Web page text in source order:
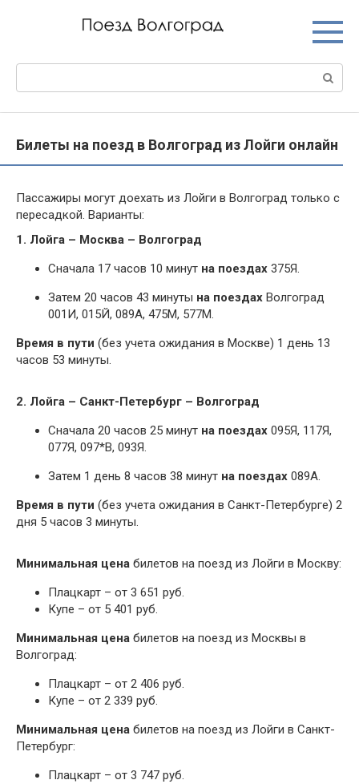
Билеты на поезд в Волгоград из Лойги онлайн
Пассажиры могут доехать из Лойги в Волгоград только с
пересадкой. Варианты:
1. Лойга – Москва – Волгоград
Сначала 17 часов 10 минут на поездах 375Я.
Затем 20 часов 43 минуты на поездах Волгоград
001И, 015Й, 089А, 475М, 577М.
Время в пути (без учета ожидания в Москве) 1 день 13
часов 53 минуты.
2. Лойга – Санкт-Петербург – Волгоград
Сначала 20 часов 25 минут на поездах 095Я, 117Я,
077Я, 097*В, 093Я.
Затем 1 день 8 часов 38 минут на поездах 089А.
Время в пути (без учета ожидания в Санкт-Петербурге) 2
дня 5 часов 3 минуты.
Минимальная цена билетов на поезд из Лойги в Москву:
Плацкарт – от 3 651 руб.
Купе – от 5 401 руб.
Минимальная цена билетов на поезд из Москвы в
Волгоград:
Плацкарт – от 2 406 руб.
Купе – от 2 339 руб.
Минимальная цена билетов на поезд из Лойги в Санкт-
Петербург:
Плацкарт – от 3 747 руб.